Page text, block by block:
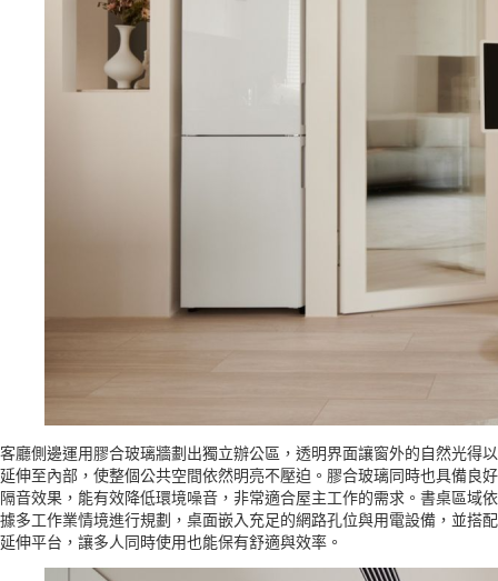
客廳側邊運用膠合玻璃牆劃出獨立辦公區，透明界面讓窗外的自然光得以
延伸至內部，使整個公共空間依然明亮不壓迫。膠合玻璃同時也具備良好
隔音效果，能有效降低環境噪音，非常適合屋主工作的需求。書桌區域依
據多工作業情境進行規劃，桌面嵌入充足的網路孔位與用電設備，並搭配
延伸平台，讓多人同時使用也能保有舒適與效率。